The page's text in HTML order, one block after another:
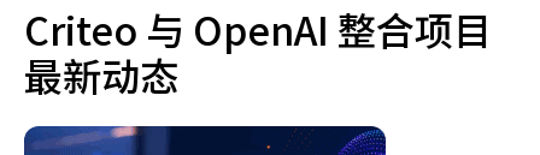
Criteo 与 OpenAI 整合项目
最新动态